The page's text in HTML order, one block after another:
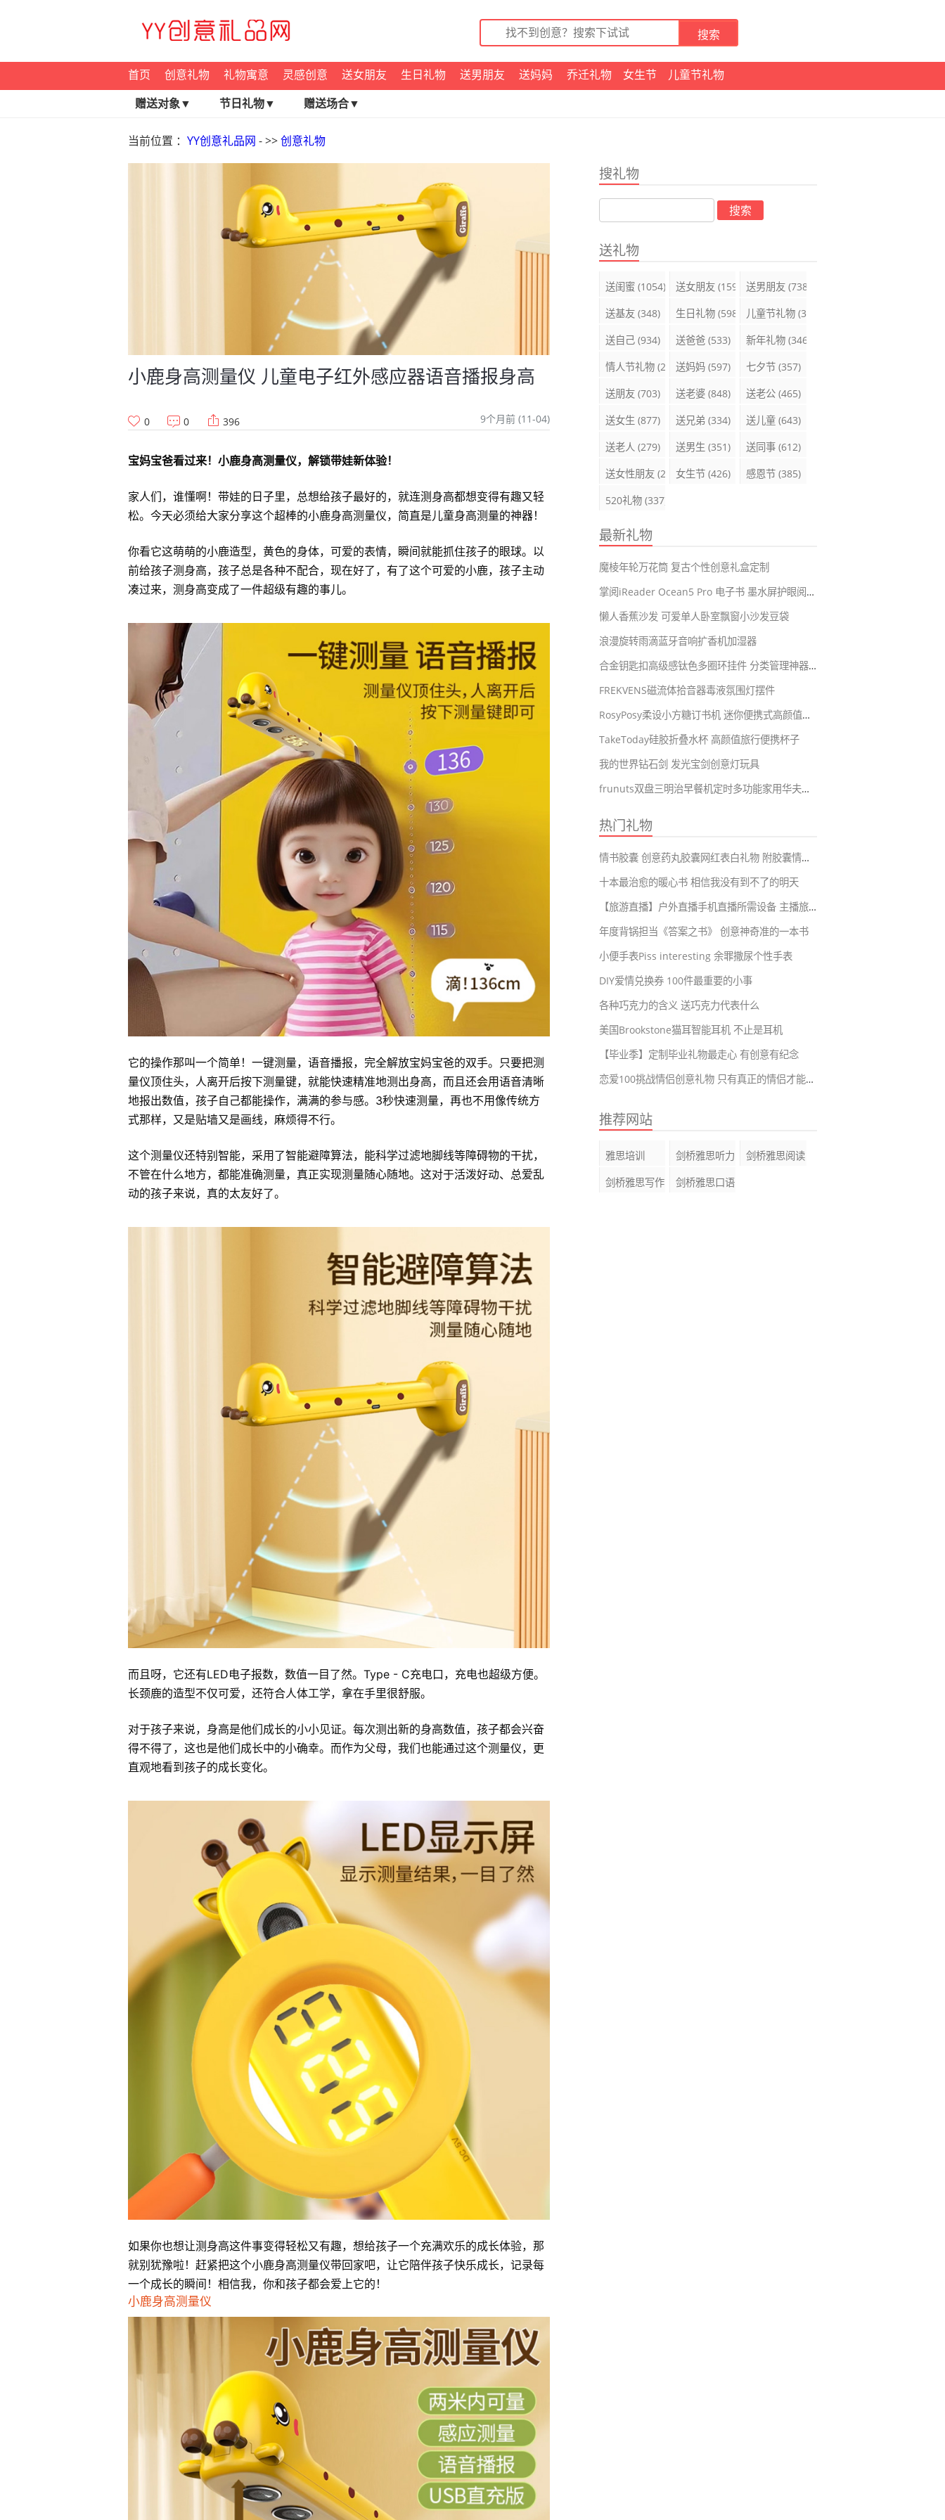
首页 创意礼物 礼物寓意 灵感创意 送女朋友 生日礼物 送男朋友 送妈妈 乔迁礼物 女生节
儿童节礼物
赠送对象▼
节日礼物▼ 赠送场合▼
当前位置 ： YY创意礼品网 - >>创意礼物
小鹿身高测量仪 儿童电子红外感应器语音播报身高
0 0 396 9个月前 (11-04)
宝妈宝爸看过来！小鹿身高测量仪，解锁带娃新体验！
家人们，谁懂啊！带娃的日子里，总想给孩子最好的，就连测身高都想变得有趣又轻
松。今天必须给大家分享这个超棒的小鹿身高测量仪，简直是儿童身高测量的神器！
你看它这萌萌的小鹿造型，黄色的身体，可爱的表情，瞬间就能抓住孩子的眼球。以
前给孩子测身高，孩子总是各种不配合，现在好了，有了这个可爱的小鹿，孩子主动
凑过来，测身高变成了一件超级有趣的事儿。
它的操作那叫一个简单！一键测量，语音播报，完全解放宝妈宝爸的双手。只要把测
量仪顶住头，人离开后按下测量键，就能快速精准地测出身高，而且还会用语音清晰
地报出数值，孩子自己都能操作，满满的参与感。3秒快速测量，再也不用像传统方
式那样，又是贴墙又是画线，麻烦得不行。
这个测量仪还特别智能，采用了智能避障算法，能科学过滤地脚线等障碍物的干扰，
不管在什么地方，都能准确测量，真正实现测量随心随地。这对于活泼好动、总爱乱
动的孩子来说，真的太友好了。
而且呀，它还有LED电子报数，数值一目了然。Type - C充电口，充电也超级方便。
长颈鹿的造型不仅可爱，还符合人体工学，拿在手里很舒服。
对于孩子来说，身高是他们成长的小小见证。每次测出新的身高数值，孩子都会兴奋
得不得了，这也是他们成长中的小确幸。而作为父母，我们也能通过这个测量仪，更
直观地看到孩子的成长变化。
如果你也想让测身高这件事变得轻松又有趣，想给孩子一个充满欢乐的成长体验，那
就别犹豫啦！赶紧把这个小鹿身高测量仪带回家吧，让它陪伴孩子快乐成长，记录每
一个成长的瞬间！相信我，你和孩子都会爱上它的！
小鹿身高测量仪
搜礼物
送礼物
送闺蜜 (1054) 送女朋友 (1599)送男朋友 (738)
送基友 (348) 生日礼物 (598) 儿童节礼物 (395)
送自己 (934) 送爸爸 (533) 新年礼物 (346)
情人节礼物 (289)送妈妈 (597) 七夕节 (357)
送朋友 (703) 送老婆 (848) 送老公 (465)
送女生 (877) 送兄弟 (334) 送儿童 (643)
送老人 (279) 送男生 (351) 送同事 (612)
送女性朋友 (285)女生节 (426) 感恩节 (385)
520礼物 (337)
最新礼物
魔棱年轮万花筒 复古个性创意礼盒定制
掌阅iReader Ocean5 Pro 电子书 墨水屏护眼阅读器
懒人香蕉沙发 可爱单人卧室飘窗小沙发豆袋
浪漫旋转雨滴蓝牙音响扩香机加湿器
合金钥匙扣高级感钛色多圈环挂件 分类管理神器可拆卸串链
FREKVENS磁流体拾音器毒液氛围灯摆件
RosyPosy柔设小方糖订书机 迷你便携式高颜值可爱手握式订书器
TakeToday硅胶折叠水杯 高颜值旅行便携杯子
我的世界钻石剑 发光宝剑创意灯玩具
frunuts双盘三明治早餐机定时多功能家用华夫饼蛋卷面包机
热门礼物
情书胶囊 创意药丸胶囊网红表白礼物 附胶囊情话短句99大全
十本最治愈的暖心书 相信我没有到不了的明天
【旅游直播】户外直播手机直播所需设备 主播旅游再也不会耽误直播啦
年度背锅担当《答案之书》 创意神奇准的一本书
小便手表Piss interesting 余罪撒尿个性手表
DIY爱情兑换券 100件最重要的小事
各种巧克力的含义 送巧克力代表什么
美国Brookstone猫耳智能耳机 不止是耳机
【毕业季】定制毕业礼物最走心 有创意有纪念
恋爱100挑战情侣创意礼物 只有真正的情侣才能完成的挑战
推荐网站
雅思培训 剑桥雅思听力
剑桥雅思阅读
剑桥雅思写作
剑桥雅思口语